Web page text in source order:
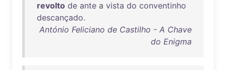
revolto de ante a vista do conventinho
descançado.
António Feliciano de Castilho - A Chave
do Enigma